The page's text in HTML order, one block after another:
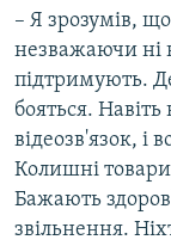
– Я зрозумів,
незважаючи ні
підтримують.
бояться.
відеозв'язок, і
Колишні
Бажають
звільнення.